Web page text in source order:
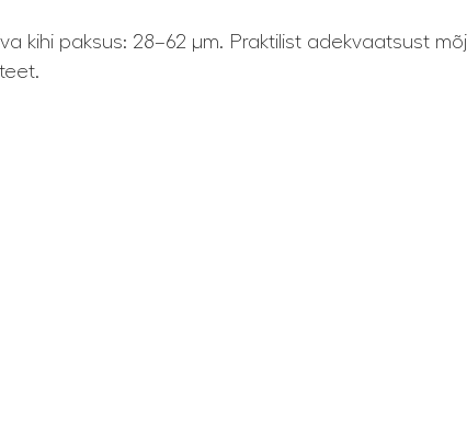
kihi paksus: 28–62 µm. Praktilist adekvaatsust